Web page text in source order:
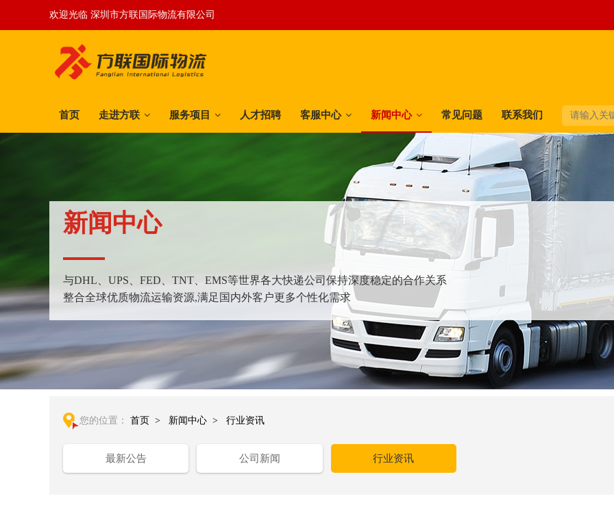
欢迎光临 深圳市方联国际物流有限公司
首页 走进方联 服务项目 人才招聘 客服中心 新闻中心 常见问题 联系我们
新闻中心
与DHL、UPS、FED、TNT、EMS等世界各大快递公司保持深度稳定的合作关系
整合全球优质物流运输资源,满足国内外客户更多个性化需求
您的位置： 首页 > 新闻中心 > 行业资讯
最新公告 公司新闻 行业资讯